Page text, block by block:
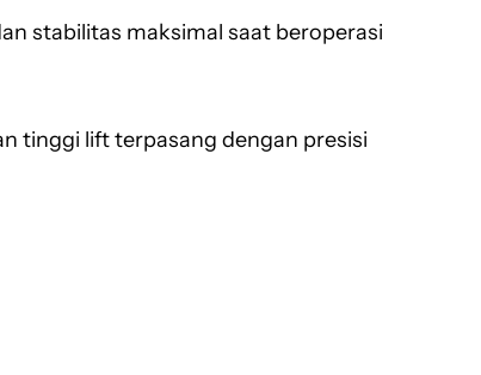
stabilitas maksimal saat beroperasi
tinggi lift terpasang dengan presisi